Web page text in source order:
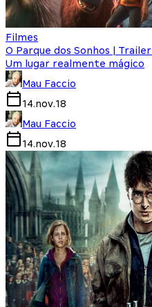
Filmes
O Parque dos Sonhos |
Um lugar realmente mágico
Mau Faccio
14.nov.18
Mau Faccio
14.nov.18